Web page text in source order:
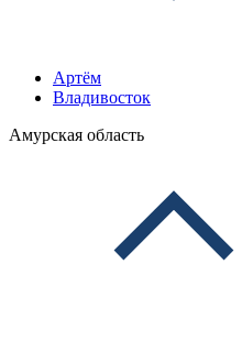
Артём
Владивосток
Амурская область